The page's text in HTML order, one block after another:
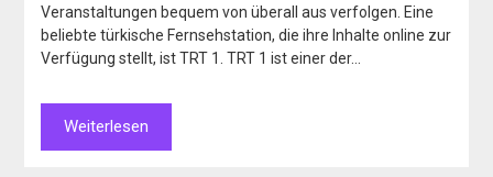
Veranstaltungen bequem von überall aus verfolgen. Eine
beliebte türkische Fernsehstation, die ihre Inhalte online zur
Verfügung stellt, ist TRT 1. TRT 1 ist einer der…
Weiterlesen